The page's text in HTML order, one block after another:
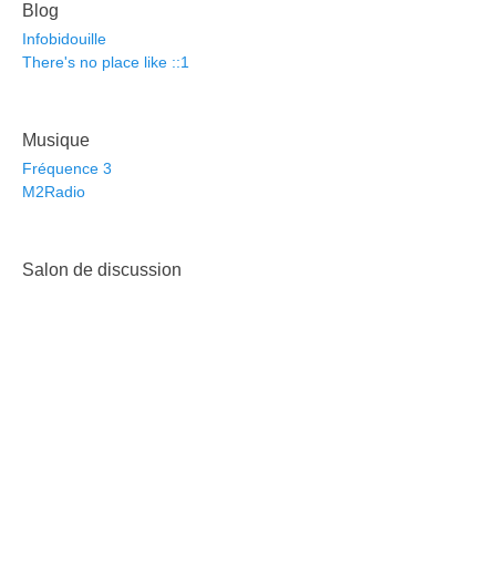
Blog
Infobidouille
There's no place like ::1
Musique
Fréquence 3
M2Radio
Salon de discussion